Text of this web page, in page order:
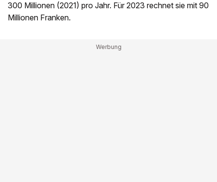
300 Millionen (2021) pro Jahr. Für 2023 rechnet sie mit 90
Millionen Franken.